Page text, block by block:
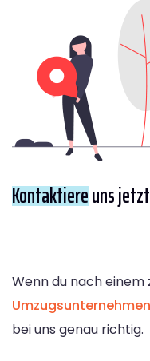
Kontaktiereuns
Wenn du nach
bei uns genau richtig.